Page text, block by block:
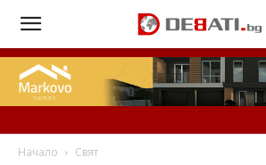
Начало Свят